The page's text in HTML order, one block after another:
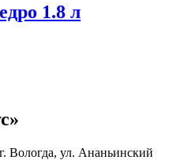
1.8 л
Вологда, ул. Ананьинский